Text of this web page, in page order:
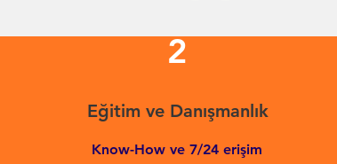
2
Eğitim ve Danışmanlık
Know-How ve 7/24 erişim